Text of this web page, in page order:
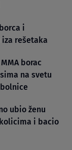
i
iza rešetaka
borac
na svetu
ubio ženu
i bacio